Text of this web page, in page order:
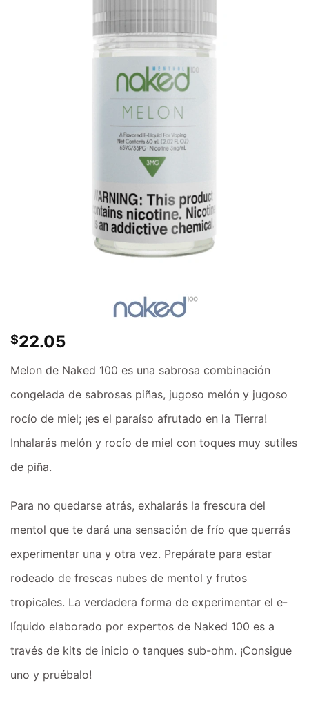
$22.05
Melon de Naked 100 es una sabrosa combinación
congelada de sabrosas piñas, jugoso melón y jugoso
rocío de miel; ¡es el paraíso afrutado en la Tierra!
Inhalarás melón y rocío de miel con toques muy sutiles
de piña.
Para no quedarse atrás, exhalarás la frescura del
mentol que te dará una sensación de frío que querrás
experimentar una y otra vez. Prepárate para estar
rodeado de frescas nubes de mentol y frutos
tropicales. La verdadera forma de experimentar el e-
líquido elaborado por expertos de Naked 100 es a
través de kits de inicio o tanques sub-ohm. ¡Consigue
uno y pruébalo!